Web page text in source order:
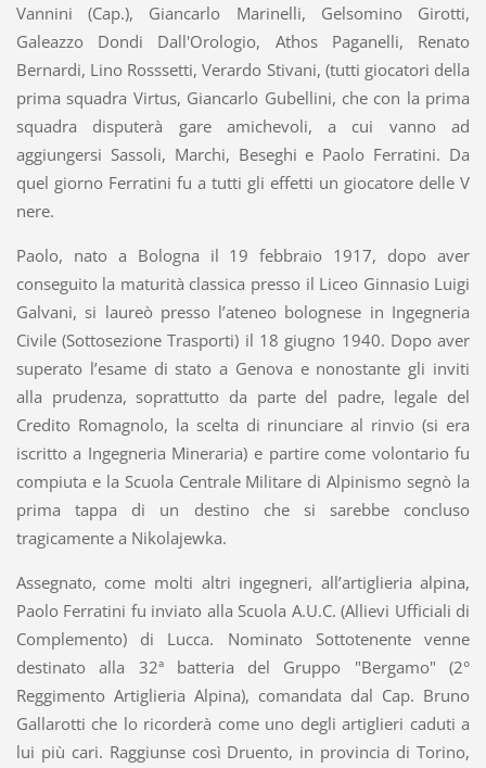
Vannini (Cap.), Giancarlo Marinelli, Gelsomino Girotti,
Galeazzo Dondi Dall'Orologio, Athos Paganelli, Renato
Bernardi, Lino Rosssetti, Verardo Stivani, (tutti giocatori della
prima squadra Virtus, Giancarlo Gubellini, che con la prima
squadra disputerà gare amichevoli, a cui vanno ad
aggiungersi Sassoli, Marchi, Beseghi e Paolo Ferratini. Da
quel giorno Ferratini fu a tutti gli effetti un giocatore delle V
nere.
Paolo, nato a Bologna il 19 febbraio 1917, dopo aver
conseguito la maturità classica presso il Liceo Ginnasio Luigi
Galvani, si laureò presso l’ateneo bolognese in Ingegneria
Civile (Sottosezione Trasporti) il 18 giugno 1940. Dopo aver
superato l’esame di stato a Genova e nonostante gli inviti
alla prudenza, soprattutto da parte del padre, legale del
Credito Romagnolo, la scelta di rinunciare al rinvio (si era
iscritto a Ingegneria Mineraria) e partire come volontario fu
compiuta e la Scuola Centrale Militare di Alpinismo segnò la
prima tappa di un destino che si sarebbe concluso
tragicamente a Nikolajewka.
Assegnato, come molti altri ingegneri, all’artiglieria alpina,
Paolo Ferratini fu inviato alla Scuola A.U.C. (Allievi Ufficiali di
Complemento) di Lucca. Nominato Sottotenente venne
destinato alla 32ª batteria del Gruppo "Bergamo" (2°
Reggimento Artiglieria Alpina), comandata dal Cap. Bruno
Gallarotti che lo ricorderà come uno degli artiglieri caduti a
lui più cari. Raggiunse così Druento, in provincia di Torino,